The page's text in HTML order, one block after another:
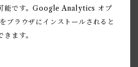
能です。Google Analytics オプ
ブラウザにインストールされると
ます。